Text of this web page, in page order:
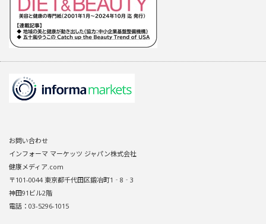
お問い合わせ
インフォーマ マーケッツ ジャパン株式会社
健康メディア.com
〒101-0044 東京都千代田区鍛冶町1‐8‐3
神田91ビル2階
電話：03-5296-1015